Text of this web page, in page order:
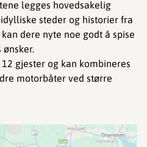
legges hovedsakelig
steder og historier fra
dere nyte noe godt å spise
gjester og kan kombineres
motorbåter ved større